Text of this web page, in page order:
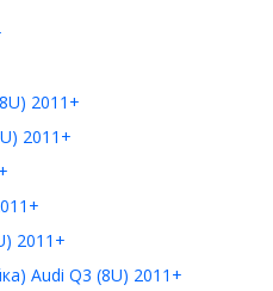
2011+
2011+
2011+
Audi Q3 (8U) 2011+